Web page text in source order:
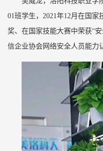
01班学生，2021年12月在国
奖、在国家技能大赛中荣获“
信企业协会网络安全人员能力